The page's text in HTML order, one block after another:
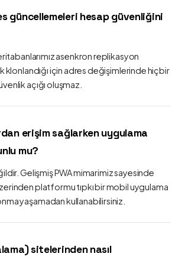
güncellemeleri hesap güvenliğini
asenkron replikasyon
klonlandığı için adres değişimlerinde hiçbir
açığı oluşmaz.
erişim sağlarken uygulama
mu?
Gelişmiş PWA mimarimiz sayesinde
platformu tıpkı bir mobil uygulama
yaşamadan kullanabilirsiniz.
sitelerinden nasıl